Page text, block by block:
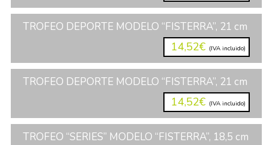
TROFEO DEPORTE MODELO “FISTERRA”, 21 cm
14,52€ (IVA incluido)
TROFEO DEPORTE MODELO “FISTERRA”, 21 cm
14,52€ (IVA incluido)
TROFEO “SERIES” MODELO “FISTERRA”, 18,5 cm